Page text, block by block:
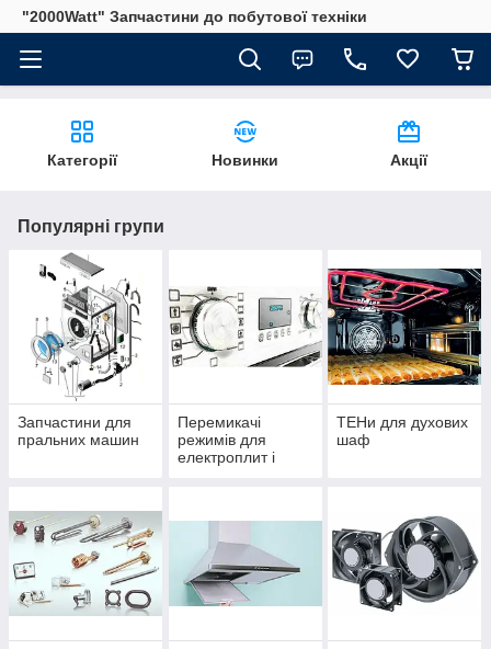
"2000Watt" Запчастини до побутової техніки
Категорії Новинки Акції
Популярні групи
Запчастини для
пральних машин
Перемикачі
режимів для
електроплит і
ТЕНи для духових
шаф